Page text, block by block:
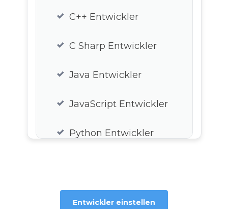
C++ Entwickler
C Sharp Entwickler
Java Entwickler
JavaScript Entwickler
Python Entwickler
Entwickler einstellen